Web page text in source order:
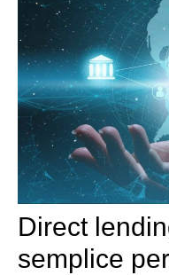
Direct
semplice